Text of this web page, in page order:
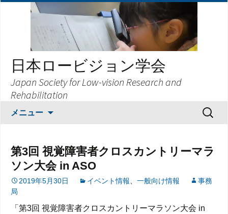
日本ロービジョン学会
Japan Society for Low-vision Research and
Rehabilitation
メニュー
ン
ツ
へ
ス
ッ
検
索:
第3回 視覚障害者クロスカントリーマラ
ソン大会 in ASO
2019年5月30日 イベント情報 一般向け情報
事務
局
「第3回 視覚障害者クロスカントリーマラソン大会 in